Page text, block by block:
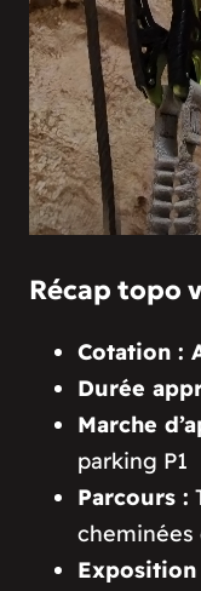
Récap topo
Cotation :
Durée
Marche
parking P1
Parcours :
Exposition